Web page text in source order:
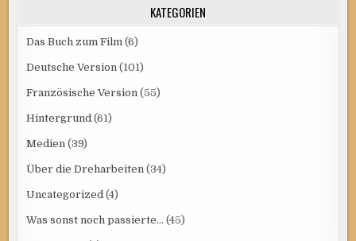
KATEGORIEN
Das Buch zum Film (6)
Deutsche Version (101)
Französische Version (55)
Hintergrund (61)
Medien (39)
Über die Dreharbeiten (34)
Uncategorized (4)
Was sonst noch passierte… (45)